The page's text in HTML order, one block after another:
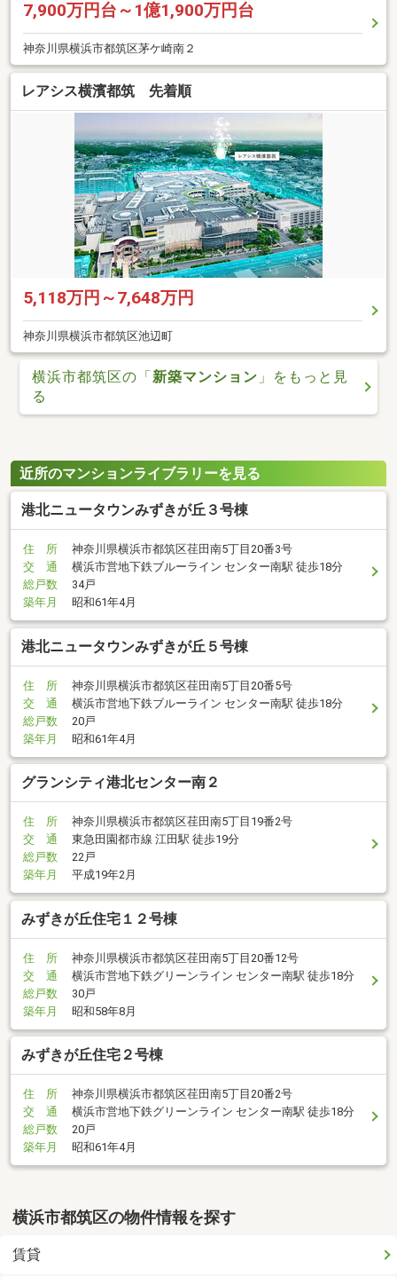
7,900万円台～1億1,900万円台
神奈川県横浜市都筑区茅ケ崎南２
レアシス横濱都筑 先着順
5,118万円～7,648万円
神奈川県横浜市都筑区池辺町
横浜市都筑区の「 新築マンション 」をもっと見
る
近所のマンションライブラリーを見る
港北ニュータウンみずきが丘３号棟
住 所
神奈川県横浜市都筑区荏田南5丁目20番3号
交 通
横浜市営地下鉄ブルーライン センター南駅 徒歩18分
総戸数
34戸
築年月
昭和61年4月
港北ニュータウンみずきが丘５号棟
住 所
神奈川県横浜市都筑区荏田南5丁目20番5号
交 通
横浜市営地下鉄ブルーライン センター南駅 徒歩18分
総戸数
20戸
築年月
昭和61年4月
グランシティ港北センター南２
住 所
神奈川県横浜市都筑区荏田南5丁目19番2号
交 通
東急田園都市線 江田駅 徒歩19分
総戸数
22戸
築年月
平成19年2月
みずきが丘住宅１２号棟
住 所
神奈川県横浜市都筑区荏田南5丁目20番12号
交 通
横浜市営地下鉄グリーンライン センター南駅 徒歩18分
総戸数
30戸
築年月
昭和58年8月
みずきが丘住宅２号棟
住 所
神奈川県横浜市都筑区荏田南5丁目20番2号
交 通
横浜市営地下鉄グリーンライン センター南駅 徒歩18分
総戸数
20戸
築年月
昭和61年4月
横浜市都筑区の物件情報を探す
賃貸